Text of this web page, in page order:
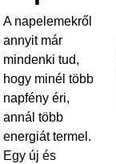
o
k
A napelemekről
annyit már
mindenki tud,
hogy minél több
napfény éri,
annál több
energiát termel.
Egy új és